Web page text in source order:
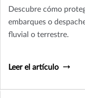
Descubre cómo
embarques o
fluvial o terrestre.
Leer el artículo